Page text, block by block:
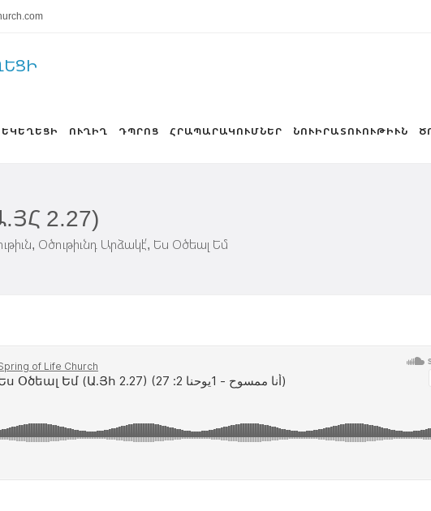
ԵԿԵՂԵՑԻ ՈՒՂԻՂ ԴՊՐՈՑ ՀՐԱՊԱՐԱԿՈՒՄՆԵՐ ՆՈՒԻՐԱՏՈՒՈՒԹԻՒՆ
2.27)
Օծութիւնդ Արձակէ՛, Ես Օծեալ Եմ